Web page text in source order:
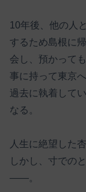
10年後、他の人
するため島根に
会し、預かって
事に持って東京
過去に執着して
なる。
人生に絶望した
しかし、寸での
――。